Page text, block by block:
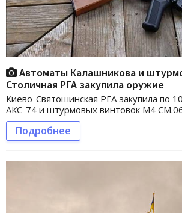
Автоматы Калашникова и
Столичная РГА закупила оружие
Киево-Святошинская РГА закупила по
АКС-74 и штурмовых винтовок M4
Подробнее